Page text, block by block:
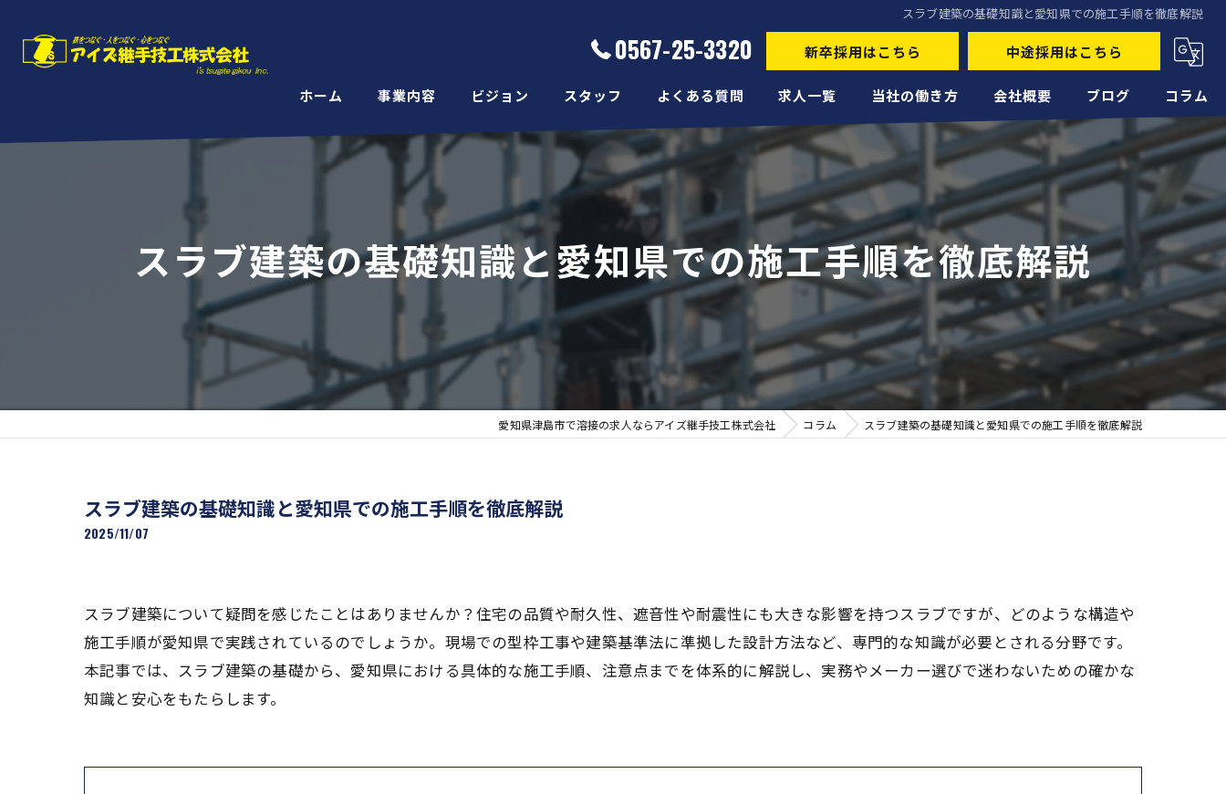
スラブ建築の基礎知識と愛知県での施工手順を徹底解説
0567-25-3320 新卒採用はこちら 中途採用はこちら
ホーム 事業内容 ビジョン スタッフ よくある質問 求人一覧 当社の働き方
未経験
経験者
正社員
高収入
転職
会社概要 ブログ コラム
スラブ建築の基礎知識と愛知県での施工手順を徹底解説
愛知県津島市で溶接の求人ならアイズ継手技工株式会社 コラム スラブ建築の基礎知識と愛知県での施工手順を徹底解説
スラブ建築の基礎知識と愛知県での施工手順を徹底解説
2025/11/07
スラブ建築について疑問を感じたことはありませんか？住宅の品質や耐久性、遮音性や耐震性にも大きな影響を持つスラブですが、どのような構造や
施工手順が愛知県で実践されているのでしょうか。現場での型枠工事や建築基準法に準拠した設計方法など、専門的な知識が必要とされる分野です。
本記事では、スラブ建築の基礎から、愛知県における具体的な施工手順、注意点までを体系的に解説し、実務やメーカー選びで迷わないための確かな
知識と安心をもたらします。